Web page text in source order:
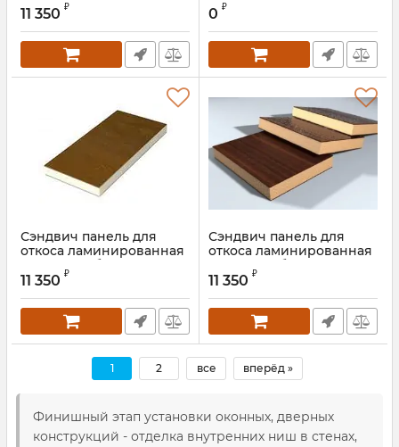
11 350 ₽ 0 ₽
Сэндвич панель для
откоса ламинированная
золотой дуб
Артикул:
11 350 ₽
Сэндвич панель для
откоса ламинированная
тёмный дуб
Артикул:
11 350 ₽
1 2 все вперёд »
Финишный этап установки оконных, дверных
конструкций - отделка внутренних ниш в стенах,